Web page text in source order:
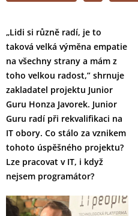
„Lidi si různě radí, je to
taková velká výměna empatie
na všechny strany a mám z
toho velkou radost,” shrnuje
zakladatel projektu Junior
Guru Honza Javorek. Junior
Guru radí při rekvalifikaci na
IT obory. Co stálo za vznikem
tohoto úspěšného projektu?
Lze pracovat v IT, i když
nejsem programátor?